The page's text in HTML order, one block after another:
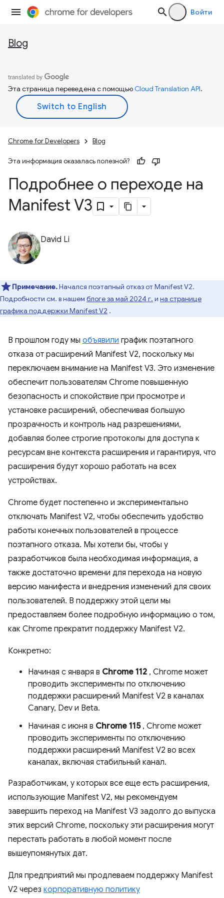
Войти
Blog
Эта страница переведена с помощьюCloud Translation API.
Chrome for Developers Blog
Эта информация оказалась полезной?
Подробнее о переходе на
Manifest V3
David Li
Примечание.Начался поэтапный отказ от Manifest V2.
Подробности см. в нашем блоге за май 2024 г. и на странице
графика поддержки Manifest V2 .
В прошлом году мы объявили график поэтапного
отказа от расширений Manifest V2, поскольку мы
переключаем внимание на Manifest V3. Это изменение
обеспечит пользователям Chrome повышенную
безопасность и спокойствие при просмотре и
установке расширений, обеспечивая большую
прозрачность и контроль над разрешениями,
добавляя более строгие протоколы для доступа к
ресурсам вне контекста расширения и гарантируя, что
расширения будут хорошо работать на всех
устройствах.
Chrome будет постепенно и экспериментально
отключать Manifest V2, чтобы обеспечить удобство
работы конечных пользователей в процессе
поэтапного отказа. Мы хотели бы, чтобы у
разработчиков была необходимая информация, а
также достаточно времени для перехода на новую
версию манифеста и внедрения изменений для своих
пользователей. В поддержку этой цели мы
предоставляем более подробную информацию о том,
как Chrome прекратит поддержку Manifest V2.
Конкретно:
Начиная с января в Chrome 112 , Chrome может
проводить эксперименты по отключению
поддержки расширений Manifest V2 в каналах
Canary, Dev и Beta.
Начиная с июня в Chrome 115, Chrome может
проводить эксперименты по отключению
поддержки расширений Manifest V2 во всех
каналах, включая стабильный канал.
Разработчикам, у которых все еще есть расширения,
использующие Manifest V2, мы рекомендуем
завершить переход на Manifest V3 задолго до выпуска
этих версий Chrome, поскольку эти расширения могут
перестать работать в любой момент после
вышеупомянутых дат.
Для предприятий мы продлеваем поддержку Manifest
V2 через корпоративную политику